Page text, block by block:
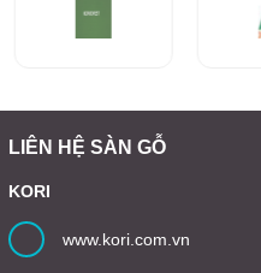
LIÊN HỆ SÀN GỖ
KORI
www.kori.com.vn